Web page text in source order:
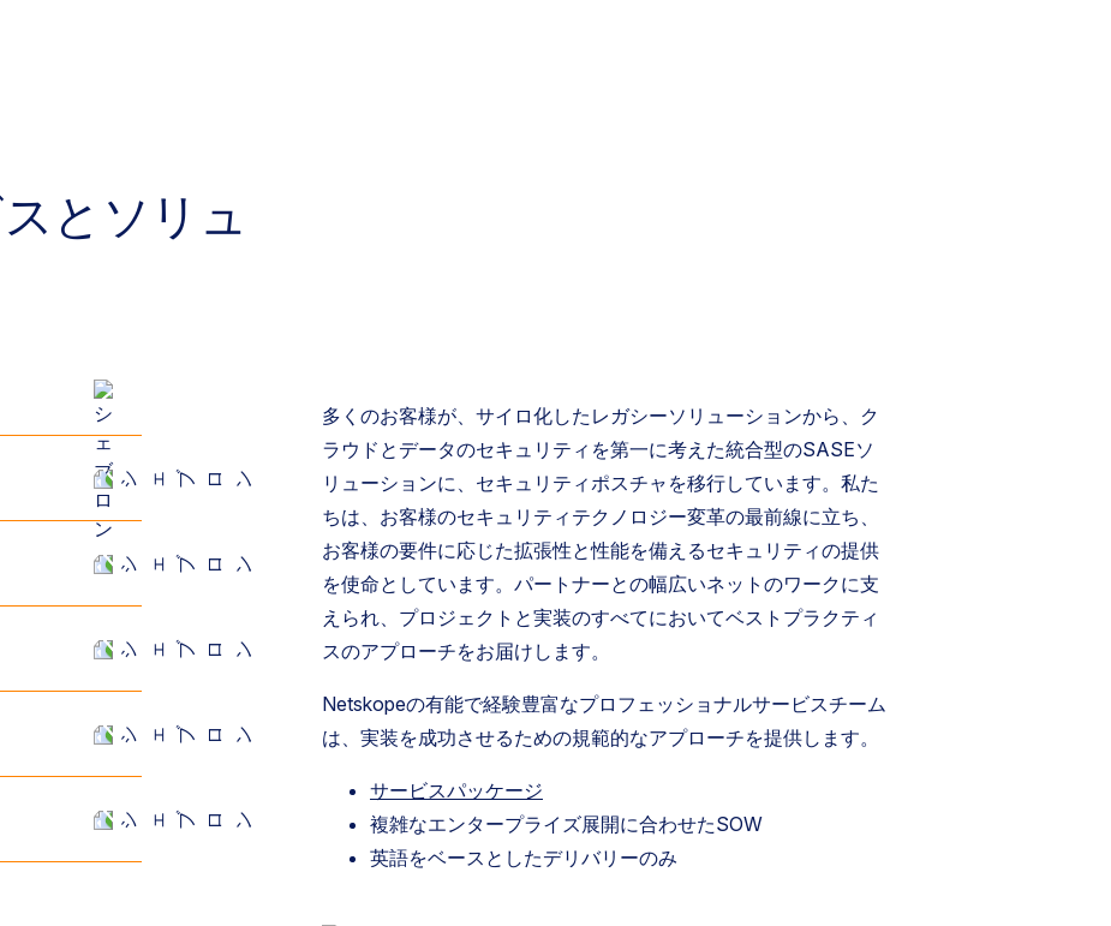
とソリュ
多くのお客様が、サイロ化したレガシーソリューションから、ク
ラウドとデータのセキュリティを第一に考えた統合型のSASEソ
リューションに、セキュリティポスチャを移行しています。私た
ちは、お客様のセキュリティテクノロジー変革の最前線に立ち、
お客様の要件に応じた拡張性と性能を備えるセキュリティの提供
を使命としています。パートナーとの幅広いネットのワークに支
えられ、プロジェクトと実装のすべてにおいてベストプラクティ
スのアプローチをお届けします。
Netskopeの有能で経験豊富なプロフェッショナルサービスチーム
は、実装を成功させるための規範的なアプローチを提供します。
サービスパッケージ
複雑なエンタープライズ展開に合わせたSOW
英語をベースとしたデリバリーのみ